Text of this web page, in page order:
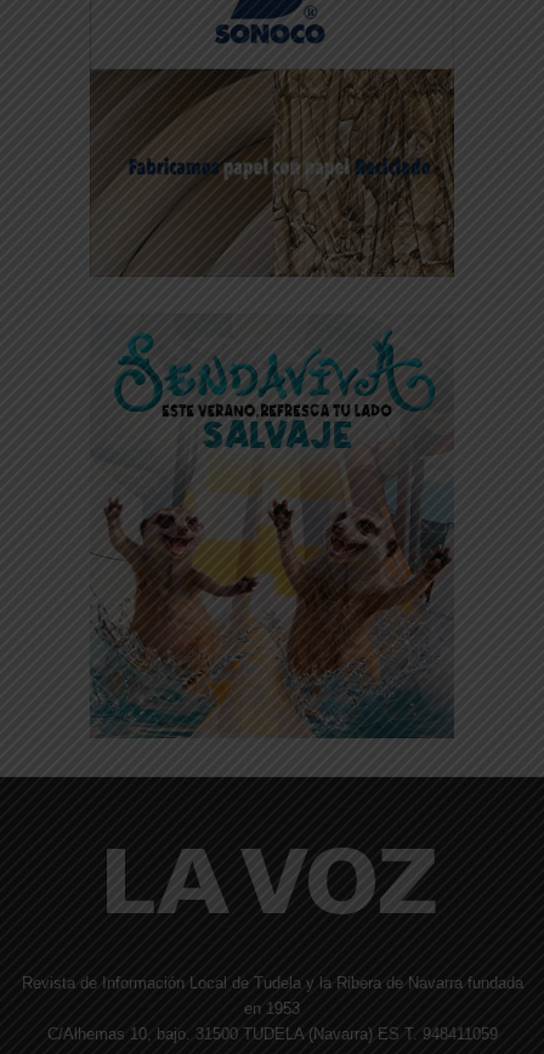
Revista de Información Local de Tudela y la Ribera de Navarra fundada
en 1953
C/Alhemas 10, bajo. 31500 TUDELA (Navarra) ES T. 948411059